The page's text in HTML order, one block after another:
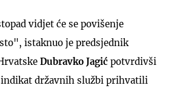
vidjet će se povišenje
istaknuo je predsjednik
Dubravko Jagić potvrdivši
državnih službi prihvatili